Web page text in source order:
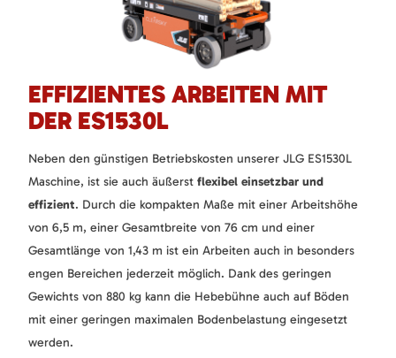
EFFIZIENTES ARBEITEN MIT
DER ES1530L
Neben den günstigen Betriebskosten unserer JLG ES1530L
Maschine, ist sie auch äußerst flexibel einsetzbar und
effizient. Durch die kompakten Maße mit einer Arbeitshöhe
von 6,5 m, einer Gesamtbreite von 76 cm und einer
Gesamtlänge von 1,43 m ist ein Arbeiten auch in besonders
engen Bereichen jederzeit möglich. Dank des geringen
Gewichts von 880 kg kann die Hebebühne auch auf Böden
mit einer geringen maximalen Bodenbelastung eingesetzt
werden.